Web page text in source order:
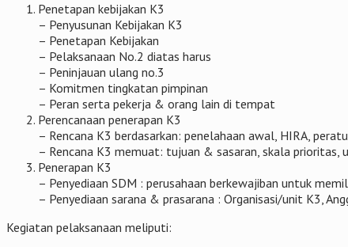
Penetapan kebijakan K3
– Penyusunan Kebijakan K3
– Penetapan Kebijakan
– Pelaksanaan No.2 diatas harus
– Peninjauan ulang no.3
– Komitmen tingkatan pimpinan
– Peran serta pekerja & orang lain di tempat
Perencanaan penerapan K3
– Rencana K3 berdasarkan: penelahaan awal, HIRA,
– Rencana K3 memuat: tujuan & sasaran, skala prioritas,
Penerapan K3
– Penyediaan SDM : perusahaan berkewajiban untuk
– Penyediaan sarana & prasarana : Organisasi/unit K3,
Kegiatan pelaksanaan meliputi: